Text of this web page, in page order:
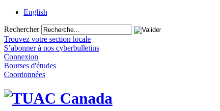
English
Rechercher
Trouvez votre section locale
S’abonner à nos cyberbulletins
Connexion
Bourses d'études
Coordonnées